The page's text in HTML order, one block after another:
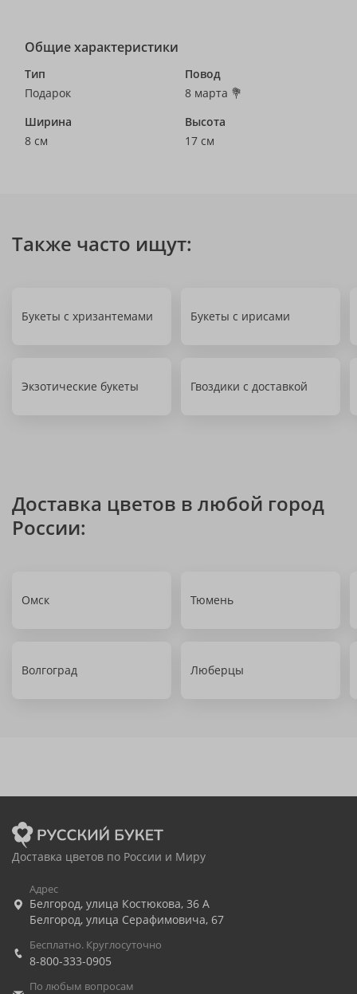
Общие характеристики
Тип
Подарок
Повод
8 марта 💐
Ширина
8 см
Высота
17 см
Также часто ищут:
Букеты с хризантемами Букеты с ирисами
Экзотические букеты Гвоздики с доставкой
Доставка цветов в любой город
России:
Омск Тюмень
Волгоград Люберцы
Доставка цветов по России и Миру
Адрес
Белгород, улица Костюкова, 36 А
Белгород, улица Серафимовича, 67
Бесплатно. Круглосуточно
8-800-333-0905
По любым вопросам